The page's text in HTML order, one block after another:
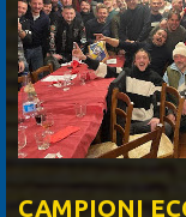
CAMPIONI